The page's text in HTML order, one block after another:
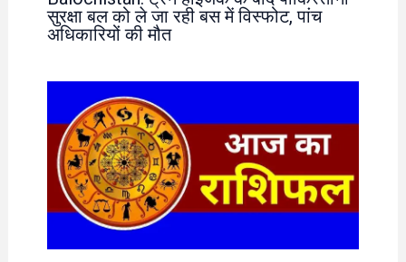
सुरक्षा बल को ले जा रही बस में विस्फोट, पांच
अधिकारियों की मौत